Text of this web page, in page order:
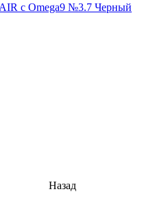
с Omega9 №3.7 Черный
Назад